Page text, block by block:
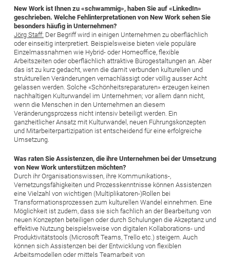
New Work ist Ihnen zu «schwammig», haben Sie auf «LinkedIn»
geschrieben. Welche Fehlinterpretationen von New Work sehen Sie
besonders häufig in Unternehmen?
Jörg Staff: Der Begriff wird in einigen Unternehmen zu oberflächlich
oder einseitig interpretiert. Beispielsweise bieten viele populäre
Einzelmassnahmen wie Hybrid- oder Homeoffice, flexible
Arbeitszeiten oder oberflächlich attraktive Bürogestaltungen an. Aber
das ist zu kurz gedacht, wenn die damit verbunden kulturellen und
strukturellen Veränderungen vernachlässigt oder völlig ausser Acht
gelassen werden. Solche «Schönheitsreparaturen» erzeugen keinen
nachhaltigen Kulturwandel im Unternehmen; vor allem dann nicht,
wenn die Menschen in den Unternehmen an diesem
Veränderungsprozess nicht intensiv beteiligt werden. Ein
ganzheitlicher Ansatz mit Kulturwandel, neuen Führungskonzepten
und Mitarbeiterpartizipation ist entscheidend für eine erfolgreiche
Umsetzung.
Was raten Sie Assistenzen, die ihre Unternehmen bei der Umsetzung
von New Work unterstützen möchten?
Durch ihr Organisationswissen, ihre Kommunikations-,
Vernetzungsfähigkeiten und Prozesskenntnisse können Assistenzen
eine Vielzahl von wichtigen (Multiplikatoren-)Rollen bei
Transformationsprozessen zum kulturellen Wandel einnehmen. Eine
Möglichkeit ist zudem, dass sie sich fachlich an der Bearbeitung von
neuen Konzepten beteiligen oder durch Schulungen die Akzeptanz und
effektive Nutzung beispielsweise von digitalen Kollaborations- und
Produktivitätstools (Microsoft Teams, Trello etc.) steigern. Auch
können sich Assistenzen bei der Entwicklung von flexiblen
Arbeitsmodellen oder mittels Teamarbeit von